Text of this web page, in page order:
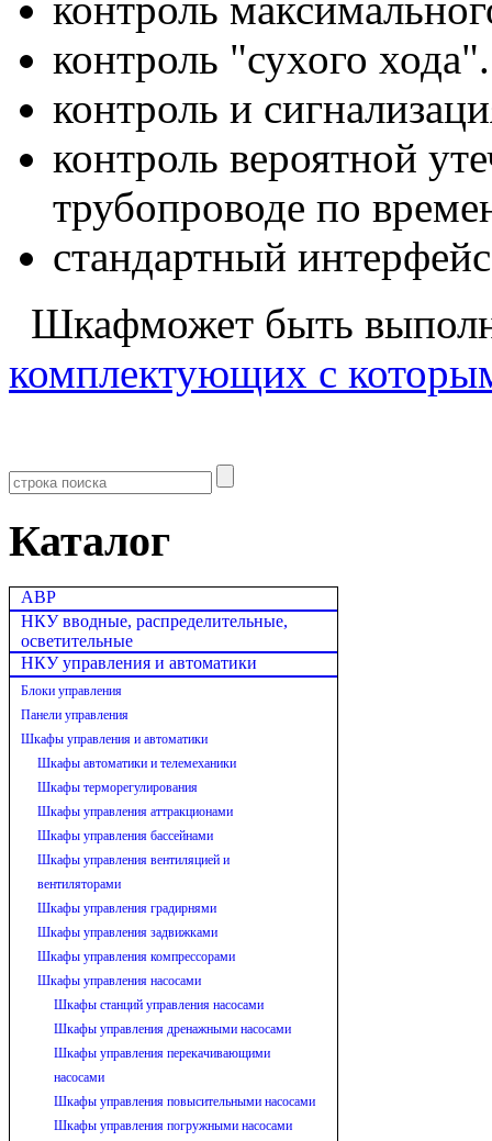
контроль "сухого хода".
контроль и
контроль вероятной
трубопроводе по
стандартный
Шкафможет быть
комплектующих с
Каталог
АВР
НКУ вводные, распределительные,
осветительные
НКУ управления и автоматики
Блоки управления
Панели управления
Шкафы управления и автоматики
Шкафы автоматики и телемеханики
Шкафы терморегулирования
Шкафы управления аттракционами
Шкафы управления бассейнами
Шкафы управления вентиляцией и
вентиляторами
Шкафы управления градирнями
Шкафы управления задвижками
Шкафы управления компрессорами
Шкафы управления насосами
Шкафы станций управления насосами
Шкафы управления дренажными насосами
Шкафы управления перекачивающими
насосами
Шкафы управления повысительными насосами
Шкафы управления погружными насосами